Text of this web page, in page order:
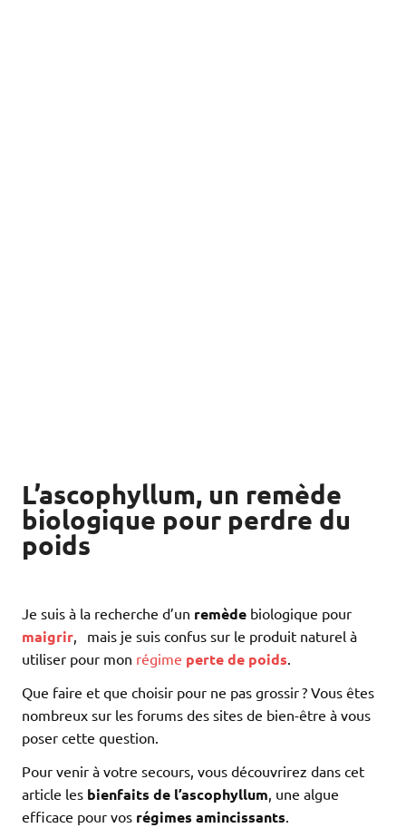
L’ascophyllum, un remède
biologique pour perdre du
poids
Je suis à la recherche d’un remède biologique pour
maigrir , mais je suis confus sur le produit naturel à
utiliser pour mon régime perte de poids
Que faire et que choisir pour ne pas grossir ? Vous êtes
nombreux sur les forums des sites de bien-être à vous
poser cette question.
Pour venir à votre secours, vous découvrirez dans cet
article les bienfaits de l’ascophyllum , une algue
efficace pour vos régimes amincissants